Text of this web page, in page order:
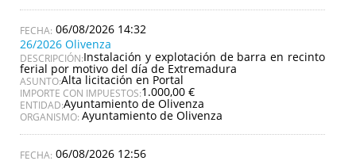
06/08/2026 14:32
26/2026 Olivenza
DESCRIPCIÓN:Instalación y explotación de barra en recinto
ferial por motivo del día de Extremadura
ASUNTO:Alta licitación en Portal
IMPORTE CON IMPUESTOS:1.000,00 €
ENTIDAD:Ayuntamiento de Olivenza
ORGANISMO: Ayuntamiento de Olivenza
06/08/2026 12:56